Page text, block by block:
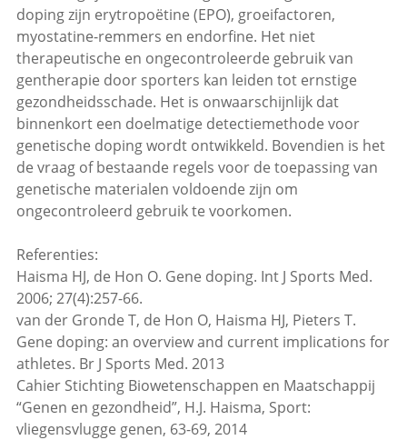
doping zijn erytropoëtine (EPO), groeifactoren,
myostatine-remmers en endorfine. Het niet
therapeutische en ongecontroleerde gebruik van
gentherapie door sporters kan leiden tot ernstige
gezondheidsschade. Het is onwaarschijnlijk dat
binnenkort een doelmatige detectiemethode voor
genetische doping wordt ontwikkeld. Bovendien is het
de vraag of bestaande regels voor de toepassing van
genetische materialen voldoende zijn om
ongecontroleerd gebruik te voorkomen.
Referenties:
Haisma HJ, de Hon O. Gene doping. Int J Sports Med.
2006; 27(4):257-66.
van der Gronde T, de Hon O, Haisma HJ, Pieters T.
Gene doping: an overview and current implications for
athletes. Br J Sports Med. 2013
Cahier Stichting Biowetenschappen en Maatschappij
“Genen en gezondheid”, H.J. Haisma, Sport:
vliegensvlugge genen, 63-69, 2014